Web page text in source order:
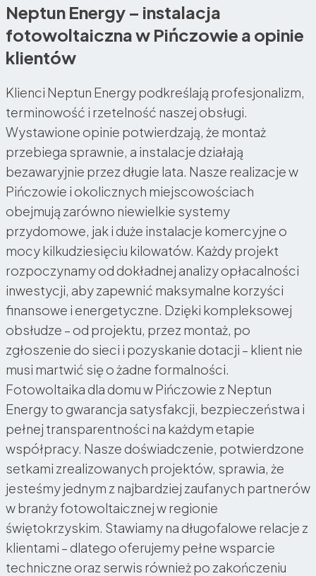
Neptun Energy – instalacja
fotowoltaiczna w Pińczowie a opinie
klientów
Klienci Neptun Energy podkreślają profesjonalizm,
terminowość i rzetelność naszej obsługi.
Wystawione opinie potwierdzają, że montaż
przebiega sprawnie, a instalacje działają
bezawaryjnie przez długie lata. Nasze realizacje w
Pińczowie i okolicznych miejscowościach
obejmują zarówno niewielkie systemy
przydomowe, jak i duże instalacje komercyjne o
mocy kilkudziesięciu kilowatów. Każdy projekt
rozpoczynamy od dokładnej analizy opłacalności
inwestycji, aby zapewnić maksymalne korzyści
finansowe i energetyczne. Dzięki kompleksowej
obsłudze – od projektu, przez montaż, po
zgłoszenie do sieci i pozyskanie dotacji – klient nie
musi martwić się o żadne formalności.
Fotowoltaika dla domu w Pińczowie z Neptun
Energy to gwarancja satysfakcji, bezpieczeństwa i
pełnej transparentności na każdym etapie
współpracy. Nasze doświadczenie, potwierdzone
setkami zrealizowanych projektów, sprawia, że
jesteśmy jednym z najbardziej zaufanych partnerów
w branży fotowoltaicznej w regionie
świętokrzyskim. Stawiamy na długofalowe relacje z
klientami – dlatego oferujemy pełne wsparcie
techniczne oraz serwis również po zakończeniu